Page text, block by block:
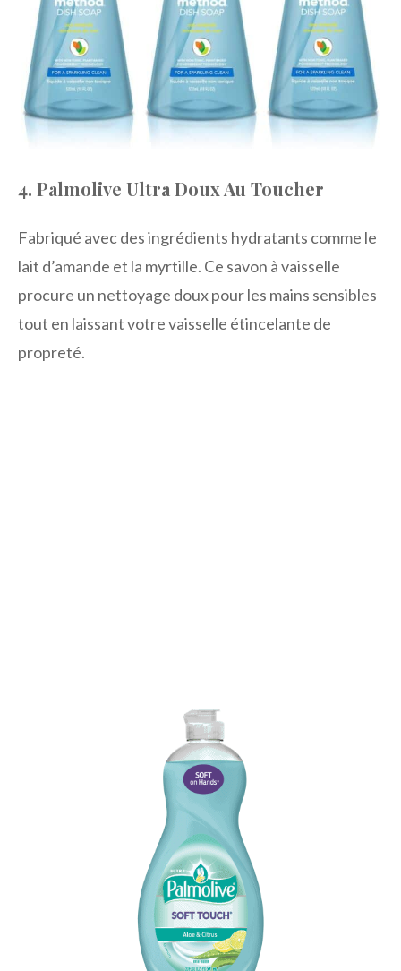
4. Palmolive Ultra Doux Au Toucher
Fabriqué avec des ingrédients hydratants comme le
lait d’amande et la myrtille. Ce savon à vaisselle
procure un nettoyage doux pour les mains sensibles
tout en laissant votre vaisselle étincelante de
propreté.